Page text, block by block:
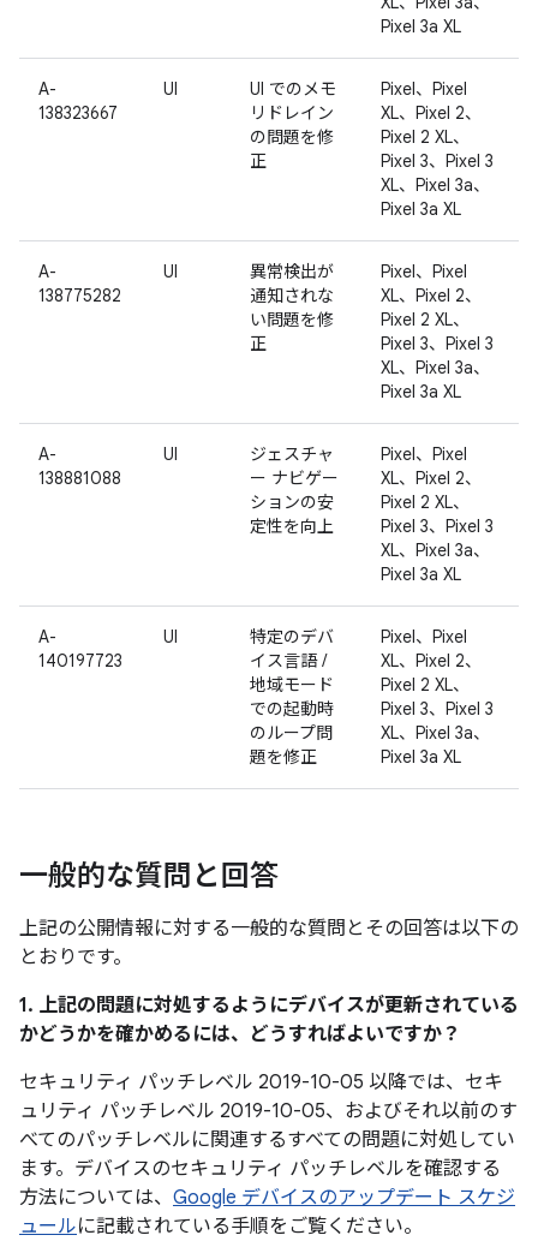
Pixel 3a XL
A-
138323667
UI
UI でのメモ
リドレイン
の問題を修
正
Pixel、Pixel
XL、Pixel 2、
Pixel 2 XL、
Pixel 3、Pixel 3
XL、Pixel 3a、
Pixel 3a XL
A-
138775282
UI
異常検出が
通知されな
い問題を修
正
Pixel、Pixel
XL、Pixel 2、
Pixel 2 XL、
Pixel 3、Pixel 3
XL、Pixel 3a、
Pixel 3a XL
A-
138881088
UI
ジェスチャ
ー ナビゲー
ションの安
定性を向上
Pixel、Pixel
XL、Pixel 2、
Pixel 2 XL、
Pixel 3、Pixel 3
XL、Pixel 3a、
Pixel 3a XL
A-
140197723
UI
特定のデバ
イス言語 /
地域モード
での起動時
のループ問
題を修正
Pixel、Pixel
XL、Pixel 2、
Pixel 2 XL、
Pixel 3、Pixel 3
XL、Pixel 3a、
Pixel 3a XL
一般的な質問と回答
上記の公開情報に対する一般的な質問とその回答は以下の
とおりです。
1. 上記の問題に対処するようにデバイスが更新されている
かどうかを確かめるには、どうすればよいですか？
セキュリティ パッチレベル 2019-10-05 以降では、セキ
ュリティ パッチレベル 2019-10-05、およびそれ以前のす
べてのパッチレベルに関連するすべての問題に対処してい
ます。デバイスのセキュリティ パッチレベルを確認する
方法については、 Google デバイスのアップデート スケジ
ュールに記載されている手順をご覧ください。